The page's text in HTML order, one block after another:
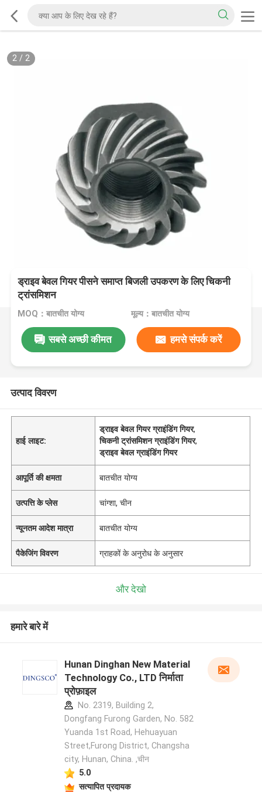
2/ 2
ड्राइव बेवल गियर पीसने समाप्त बिजली उपकरण के लिए चिकनी
ट्रांसमिशन
MOQ：बातचीत योग्य मूल्य：बातचीत योग्य
सबसे अच्छी कीमत हमसे संपर्क करें
उत्पाद विवरण
हाई लाइट:
ड्राइव बेवल गियर ग्राइंडिंग गियर,
चिकनी ट्रांसमिशन ग्राइंडिंग गियर,
ड्राइव बेवल ग्राइंडिंग गियर
आपूर्ति की क्षमता बातचीत योग्य
उत्पत्ति के प्लेस चांग्शा, चीन
न्यूनतम आदेश मात्रा बातचीत योग्य
पैकेजिंग विवरण ग्राहकों के अनुरोध के अनुसार
और देखो
हमारे बारे में
Hunan Dinghan New Material
Technology Co., LTD निर्माता
प्रोफ़ाइल
No. 2319, Building 2,
Dongfang Furong Garden, No. 582
Yuanda 1st Road, Hehuayuan
Street,Furong District, Changsha
city, Hunan, China. ,चीन
5.0
सत्यापित प्रदायक